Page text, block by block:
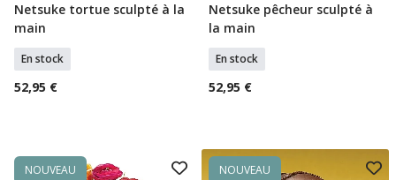
Ajouter Au Panier
Netsuke tortue sculpté à la
main
En stock
52,95 €
Ajouter Au Panier
Netsuke pêcheur sculpté à
la main
En stock
52,95 €
NOUVEAU NOUVEAU